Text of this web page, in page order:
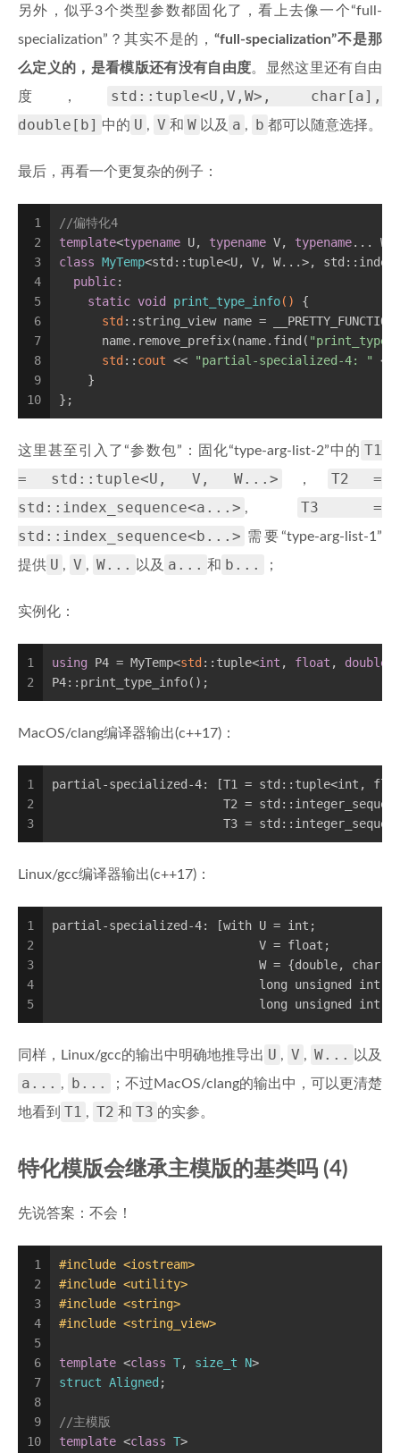
另外，似乎3个类型参数都固化了，看上去像一个“full-
specialization”？其实不是的，“full-specialization”不是那
么定义的，是看模版还有没有自由度。显然这里还有自由
度，
std::tuple<U,V,W>, char[a],
double[b] 中的 U , V 和 W 以及 a , b 都可以随意选择。
最后，再看一个更复杂的例子：
1
2
3
4
5
6
7
8
9
10
//偏特化4
template<typename U, typename V, typename...
class MyTemp<std::tuple<U, V, W...>,
public:
static void print_type_info()
{
std ::string_view name =
      name.remove_prefix(name.find(
std :: cout << "partial-specialized-4: "
<<
    }
};
这里甚至引入了“参数包”：固化“type-arg-list-2”中的 T1
= std::tuple<U, V, W...>
，
T2 =
std::index_sequence<a...> ,
T3 =
std::index_sequence<b...> 需要“type-arg-list-1”
提供 U , V , W... 以及 a... 和 b... ；
实例化：
1
2
using P4 = MyTemp<std ::tuple<int , float , double
P4::print_type_info();
MacOS/clang编译器输出(c++17)：
1
2
3
partial-specialized-4: [T1 = std::tuple<int,
T2 =
T3 =
Linux/gcc编译器输出(c++17)：
1
2
3
4
5
partial-specialized-4: [with U = int;
                             V = float;
W = {double, char,
long unsigned int
long unsigned int
同样，Linux/gcc的输出中明确地推导出 U , V , W... 以及
a... , b...
；不过MacOS/clang的输出中，可以更清楚
地看到 T1 , T2 和 T3 的实参。
特化模版会继承主模版的基类吗 (4)
先说答案：不会！
1
2
3
4
5
6
7
8
9
10
#include <iostream>
#include <utility>
#include <string>
#include <string_view>
template <class T, size_t N>
struct Aligned ;
//主模版
template <class T>